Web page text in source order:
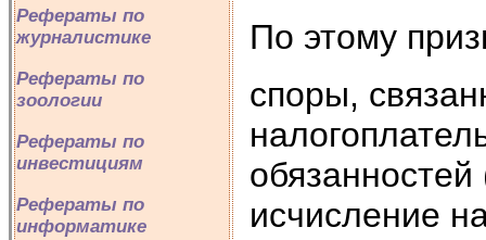
Рефераты по
журналистике
Рефераты по
зоологии
Рефераты по
инвестициям
Рефераты по
информатике
По этому
споры,
исчисление